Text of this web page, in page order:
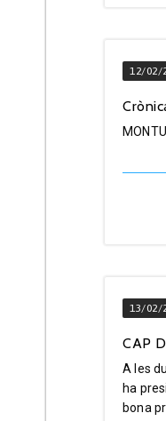
12/02/
13/02/
CAP
A les
ha
bona